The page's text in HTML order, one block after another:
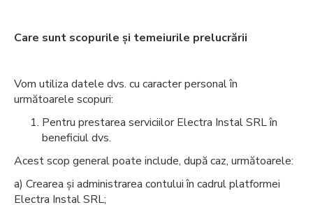
Care sunt scopurile și temeiurile prelucrării
Vom utiliza datele dvs. cu caracter personal în
următoarele scopuri:
Pentru prestarea serviciilor Electra Instal SRL în
beneficiul dvs.
Acest scop general poate include, după caz, următoarele:
a) Crearea și administrarea contului în cadrul platformei
Electra Instal SRL;